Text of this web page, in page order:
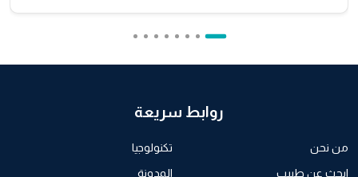
روابط سريعة
من نحن
ابحث عن طبيب
تكنولوجيا
المدونة